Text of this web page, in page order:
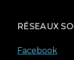
RÉSEAUX
Facebook